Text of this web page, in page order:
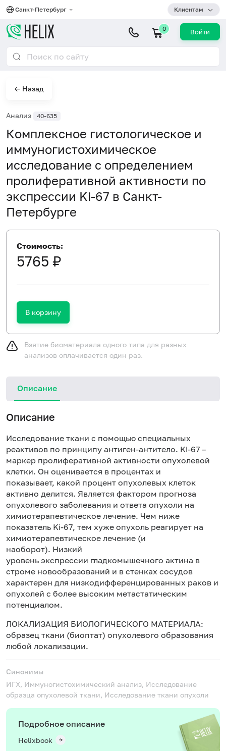
Санкт-Петербург Клиентам
0 Войти
← Назад
Анализ 40-635
Комплексное гистологическое и
иммуногистохимическое
исследование с определением
пролиферативной активности по
экспрессии Ki-67 в Санкт-
Петербурге
Стоимость:
5765 ₽
В корзину
Взятие биоматериала одного типа для разных
анализов оплачивается один раз.
Описание
Описание
Исследование ткани с помощью специальных
реактивов по принципу антиген-антитело. Ki-67 –
маркер пролиферативной активности опухолевой
клетки. Он оценивается в процентах и
показывает, какой процент опухолевых клеток
активно делится. Является фактором прогноза
опухолевого заболевания и ответа опухоли на
химиотерапевтическое лечение. Чем ниже
показатель Ki-67, тем хуже опухоль реагирует на
химиотерапевтическое лечение (и
наоборот). Низкий
уровень экспрессии гладкомышечного актина в
строме новообразований и в стенках сосудов
характерен для низкодифференцированных раков и
опухолей с более высоким метастатическим
потенциалом.
ЛОКАЛИЗАЦИЯ БИОЛОГИЧЕСКОГО МАТЕРИАЛА:
образец ткани (биоптат) опухолевого образования
любой локализации.
Синонимы
ИГХ, Иммуногистохимический анализ, Исследование
образца опухолевой ткани, Исследование ткани опухоли
Подробное описание
Helixbook